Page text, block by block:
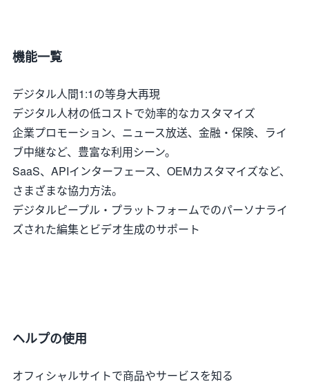
機能一覧
デジタル人間1:1の等身大再現
デジタル人材の低コストで効率的なカスタマイズ
企業プロモーション、ニュース放送、金融・保険、ライ
ブ中継など、豊富な利用シーン。
SaaS、APIインターフェース、OEMカスタマイズなど、
さまざまな協力方法。
デジタルピープル・プラットフォームでのパーソナライ
ズされた編集とビデオ生成のサポート
ヘルプの使用
オフィシャルサイトで商品やサービスを知る